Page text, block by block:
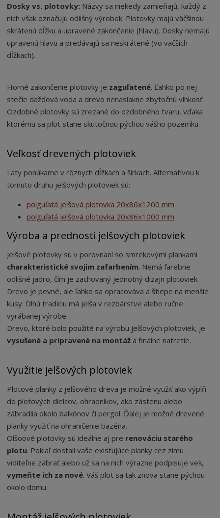
Dosky vs. plotovky: Názvy sa niekedy zamieňajú, každý z
nich však označujú odlišný výrobok. Plotovky majú väčšinou
skrátenú dĺžku a upravené zakončenie (hlavu). Dosky nemajú
upravenú hlavu a predávajú sa neskrátené (vo väčších
dĺžkach).
Horné zakončenie plotovky je zaguľatené. Ľahko po nej
stečie dažďová voda a drevo nenasiakne zbytočnú vlhkosť.
Ozdobné plotovky sú zrezané do ozdobného tvaru, vďaka
ktorému sa plot stane skutočnou pýchou vášho pozemku.
Veľkosť drevených plotoviek
Laty ponúkame v rôznych dĺžkach a šírkach. Alternatívou k
tomuto druhu jelšových plotoviek sú:
polguľatá jelšová plotovka 20x86x1200 mm
polguľatá jelšová plotovka 20x86x1000 mm
Výroba a prednosti jelšových plotoviek
Jelšové plotovky sú v porovnaní so smrekovými plankami
charakteristické svojim zafarbením. Nemá farebne
odlišné jadro, čím je zachovaný jednotný dizajn plotoviek.
Drevo je pevné, ale ľahko sa opracováva a štiepe na menšie
kusy. Dlhú tradíciu má jelša v rezbárstve alebo ručne
vyrábanej výrobe.
Drevo, ktoré bolo použité na výrobu jelšových plotoviek, je
vysušené a pripravené na montáž a finálne natretie.
Využitie jelšových plotoviek
Plotové planky z jelšového dreva je možné využiť ako výplň
do plotových dielcov, ohradníkov, ako zástenu alebo
zábradlia okolo balkónov či pergol. Ďalej je možné drevené
planky využiť na ohraničenie bazéna.
Olšoové plotovky sú ideálne aj pre renováciu starého
plotu. Pokiaľ dostali vaše existujúce planky cez zimu
viditeľne zabrať alebo už sa na nich výrazne podpisuje vek,
vymeňte ich za nové. Váš plot sa tak znova stane pýchou
okolo domu.